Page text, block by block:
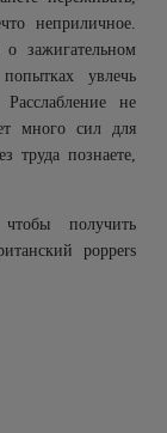
неприличное.
зажигательном
увлечь
не
много сил для
труда познаете,
получить
poppers